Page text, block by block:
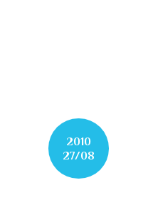
2010
27/08